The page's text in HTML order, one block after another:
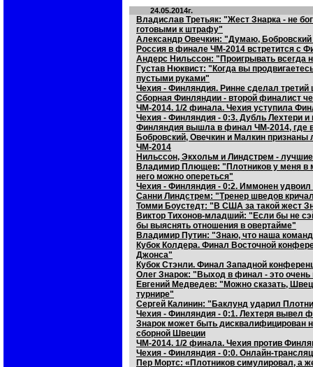
24.05.2014г.
Владислав Третьяк: "Жест Знарка - не
готовыми к штрафу"
Александр Овечкин: "Думаю,
Россия в финале ЧМ-2014 встретится с
Андерс Нильссон: "Проигрывать всегда
Густав Нюквист: "Когда вы
пустыми руками"
Чехия - Финляндия. Ринне сделал третий
Сборная Финляндии - второй финалист
ЧМ-2014. 1/2 финала. Чехия уступила
Чехия - Финляндия - 0:3. Дубль Лехтери
Финляндия вышла в финал ЧМ-2014, где
Бобровский, Овечкин и Малкин
ЧМ-2014
Нильссон, Экхольм и Линдстрем -
Владимир Плющев: "Плотников у меня в
него можно опереться"
Чехия - Финляндия - 0:2. Иммонен
Санни Линдстрем: "Тренер шведов
Томми Боустедт: "В США за такой жест
Виктор Тихонов-младший: "Если бы не
бы выяснять отношения в овертайме"
Владимир Путин: "Знаю, что наша
Кубок Колдера. Финал Восточной
Джонса"
Кубок Стэнли. Финал Западной
Олег Знарок: "Выход в финал - это
Евгений Медведев: "Можно сказать,
турнире"
Сергей Калинин: "Баклунд ударил
Чехия - Финляндия - 0:1. Лехтеря вывел
Знарок может быть дисквалифицирован
сборной Швеции
ЧМ-2014. 1/2 финала. Чехия против
Чехия - Финляндия - 0:0. Онлайн-
Пер Мортс: «Плотников симулировал, а